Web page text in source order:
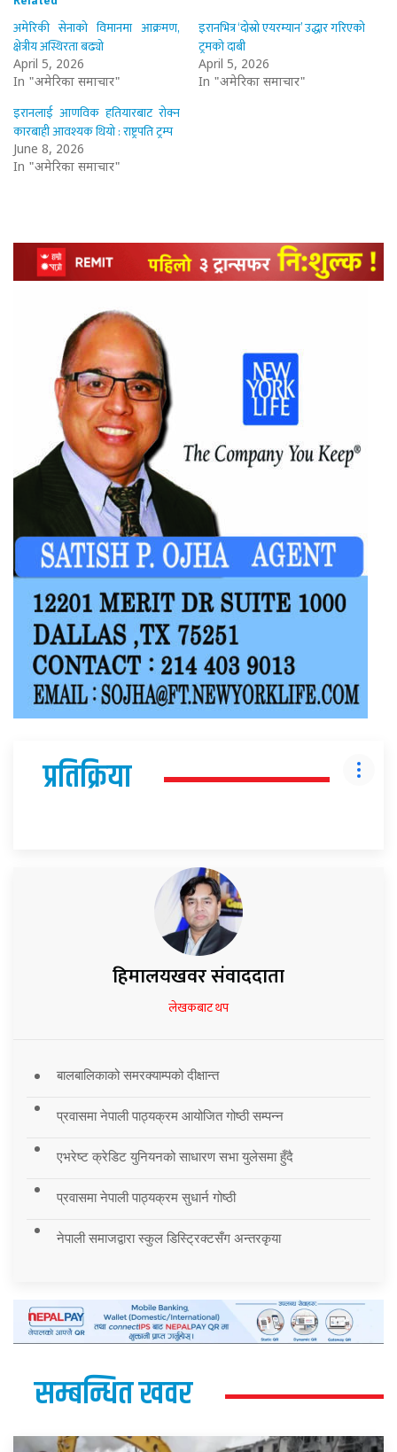
अमेरिकी सेनाको विमानमा आक्रमण,
क्षेत्रीय अस्थिरता बढ्यो
April 5, 2026
In "अमेरिका समाचार"
इरानभित्र ‘दोस्रो एयरम्यान’ उद्धार गरिएको
ट्रमको दाबी
April 5, 2026
In "अमेरिका समाचार"
इरानलाई आणविक हतियारबाट रोक्न
कारबाही आवश्यक थियो : राष्ट्रपति ट्रम्प
June 8, 2026
In "अमेरिका समाचार"
प्रतिक्रिया
हिमालयखवर संवाददाता
लेखकबाट थप
बालबालिकाको समरक्याम्पको दीक्षान्त
प्रवासमा नेपाली पाठ्यक्रम आयोजित गोष्ठी सम्पन्न
एभरेष्ट क्रेडिट युनियनको साधारण सभा युलेसमा हुँदै
प्रवासमा नेपाली पाठ्यक्रम सुधार्न गोष्ठी
नेपाली समाजद्वारा स्कुल डिस्ट्रिक्टसँग अन्तरकृया
सम्बन्धित खवर